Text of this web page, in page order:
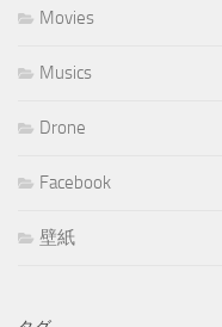
Movies
Musics
Drone
Facebook
壁紙